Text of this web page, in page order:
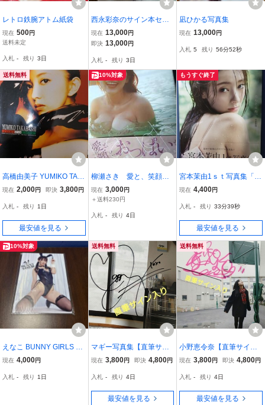
レトロ鉄腕アトム紙袋
現在 500円
送料未定
入札 - 残り 3日
西永彩奈のサイン本セッ
ト
現在 13,000円
即決 13,000円
入札 - 残り 3日
凪ひかる写真集
現在 13,000円
入札 5 残り 56分51秒
送料無料
高橋由美子 YUMIKO TAK
AHASHI TORICOLORE
現在 2,000円 即決 3,800円
入札 - 残り 1日
最安値を見る
10%対象
柳瀬さき 愛と、笑顔
と、おっぱいと！ サイ
ン入り
現在 3,000円
＋送料230円
入札 - 残り 4日
もうすぐ終了
宮本茉由1ｓｔ写真集「ほ
んとはね、」直筆サイン
現在 4,400円
入札 - 残り 33分38秒
最安値を見る
10%対象
えなこ BUNNY GIRLS バ
ニーガールズ 写真集 未
無料
現在 4,000円
入札 - 残り 1日
送料無料
マギー写真集【直筆サイ
ン入り】マギー写真集『Y
ぎー 写真集 グラビア 女
優
現在 3,800円 即決 4,800円
入札 - 残り 4日
最安値を見る
送料無料
小野恵令奈【直筆サイン
入り】写真集『キラ☆キ
写真集 AKB48 アイドル
グラビア 制服 水着
現在 3,800円 即決 4,800円
入札 - 残り 4日
最安値を見る